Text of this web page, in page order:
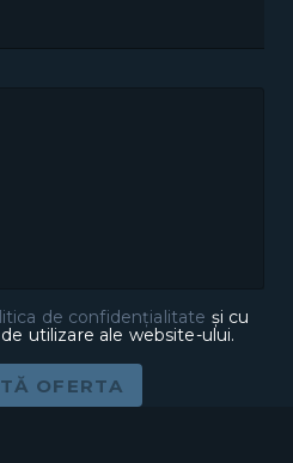
de confidențialitate și cu
utilizare ale website-ului.
OFERTA